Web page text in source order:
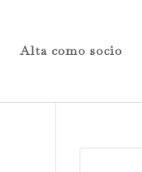
Alta como socio